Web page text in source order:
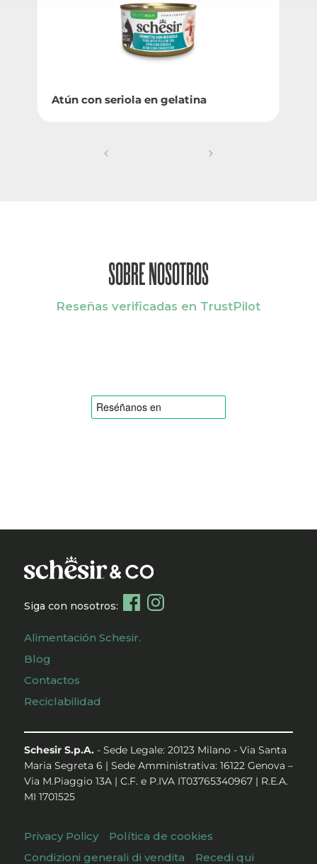
Atún con seriola en gelatina
SOBRE NOSOTROS
Reseñas verificadas en TrustPilot
Siga con nosotros:
Alimentación Schesir.
Blog
Contactos
Reciclabilidad
Schesir S.p.A.- Sede Legale: 20123 Milano - Via Santa
Maria Segreta 6 | Sede Amministrativa: 16122 Genova –
Via M.Piaggio 13A | C.F. e P.IVA IT03765340967 | R.E.A.
MI 1701525
Privacy Policy
Política de cookies
Condizioni generali di vendita
Recedi qui